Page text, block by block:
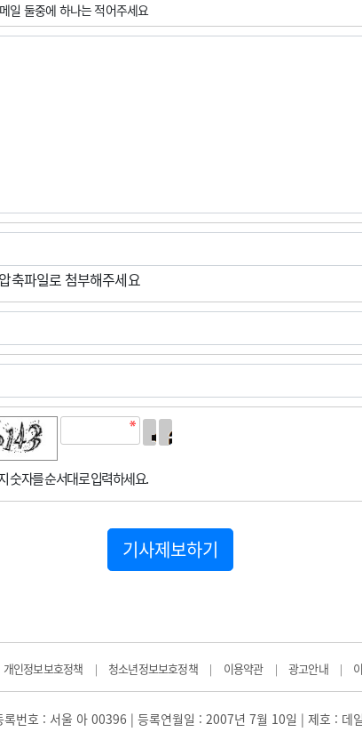
일 둘중에 하나는 적어주세요
축파일로 첨부해주세요
숫자를 순서대로 입력하세요.
기사제보하기
개인정보보호정책 | 청소년정보보호정책 | 이용약관 | 광고안내 |
록번호 : 서울 아 00396 | 등록연월일 : 2007년 7월 10일 | 제호 : 데